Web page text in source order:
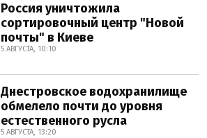
Россия уничтожила
сортировочный центр "Новой
почты" в Киеве
5 АВГУСТА, 10:10
Днестровское водохранилище
обмелело почти до уровня
естественного русла
5 АВГУСТА, 13:20